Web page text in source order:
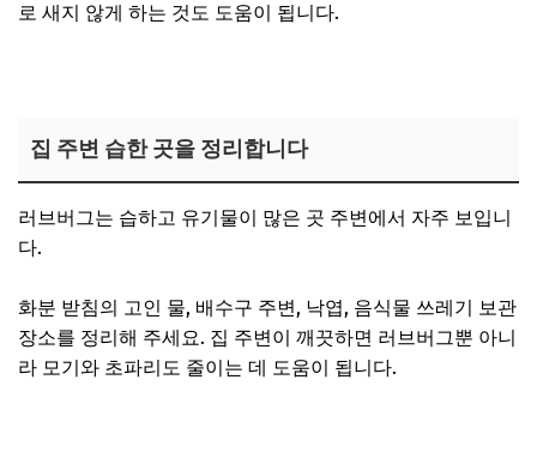
로 새지 않게 하는 것도 도움이 됩니다.
집 주변 습한 곳을 정리합니다
러브버그는 습하고 유기물이 많은 곳 주변에서 자주 보입니
다.
화분 받침의 고인 물, 배수구 주변, 낙엽, 음식물 쓰레기 보관
장소를 정리해 주세요. 집 주변이 깨끗하면 러브버그뿐 아니
라 모기와 초파리도 줄이는 데 도움이 됩니다.